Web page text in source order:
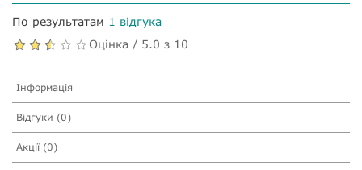
По результатам 1 відгука
Оцінка / 5.0 з 10
Інформація
Відгуки (0)
Акції (0)